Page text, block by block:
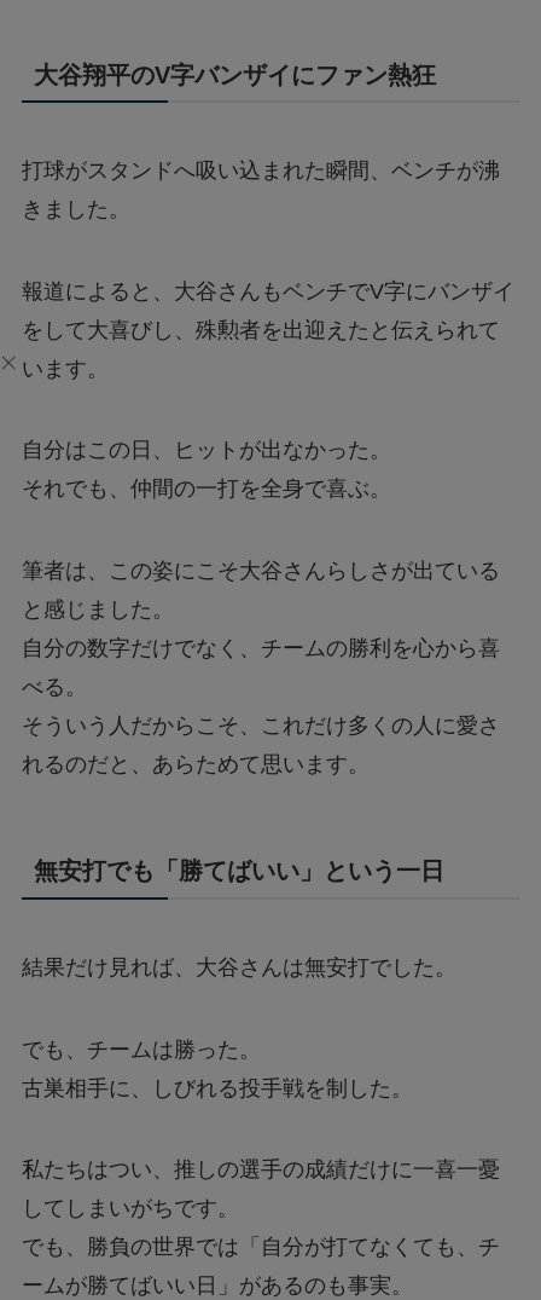
大谷翔平のV字バンザイにファン熱狂
打球がスタンドへ吸い込まれた瞬間、ベンチが沸
きました。
報道によると、大谷さんもベンチでV字にバンザイ
をして大喜びし、殊勲者を出迎えたと伝えられて
います。
自分はこの日、ヒットが出なかった。
それでも、仲間の一打を全身で喜ぶ。
筆者は、この姿にこそ大谷さんらしさが出ている
と感じました。
自分の数字だけでなく、チームの勝利を心から喜
べる。
そういう人だからこそ、これだけ多くの人に愛さ
れるのだと、あらためて思います。
無安打でも「勝てばいい」という一日
結果だけ見れば、大谷さんは無安打でした。
でも、チームは勝った。
古巣相手に、しびれる投手戦を制した。
私たちはつい、推しの選手の成績だけに一喜一憂
してしまいがちです。
でも、勝負の世界では「自分が打てなくても、チ
ームが勝てばいい日」があるのも事実。